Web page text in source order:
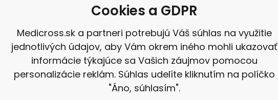
Kontaktné údaje
Cookies a GDPR
Medicross.sk a partneri potrebujú Váš súhlas na využitie
jednotlivých údajov, aby Vám okrem iného mohli ukazovať
informácie týkajúce sa Vašich záujmov pomocou
personalizácie reklám. Súhlas udelíte kliknutím na políčko
"Áno, súhlasím".